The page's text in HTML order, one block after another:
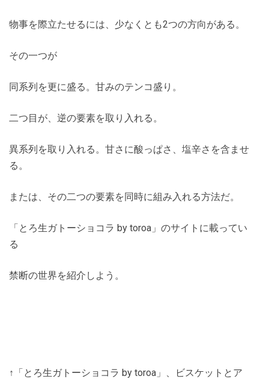
物事を際立たせるには、少なくとも2つの方向がある。
その一つが
同系列を更に盛る。甘みのテンコ盛り。
二つ目が、逆の要素を取り入れる。
異系列を取り入れる。甘さに酸っぱさ、塩辛さを含ませ
る。
または、その二つの要素を同時に組み入れる方法だ。
「とろ生ガトーショコラ by toroa」のサイトに載ってい
る
禁断の世界を紹介しよう。
↑「とろ生ガトーショコラ by toroa」、ビスケットとア